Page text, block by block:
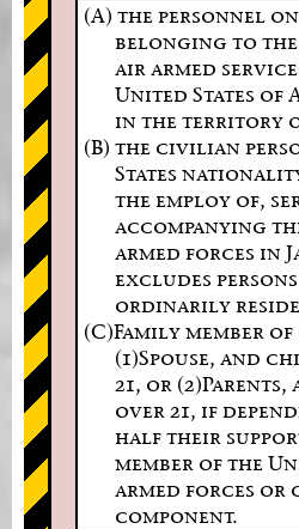
(A) the personnel
belonging to the
air armed
United States of
in the territory
(B) the civilian
States
the employ of,
accompanying
armed forces in
excludes
ordinarily
(C)Family member
(1)Spouse, and
21, or
over 21, if
half their
member of the
armed forces or
component.